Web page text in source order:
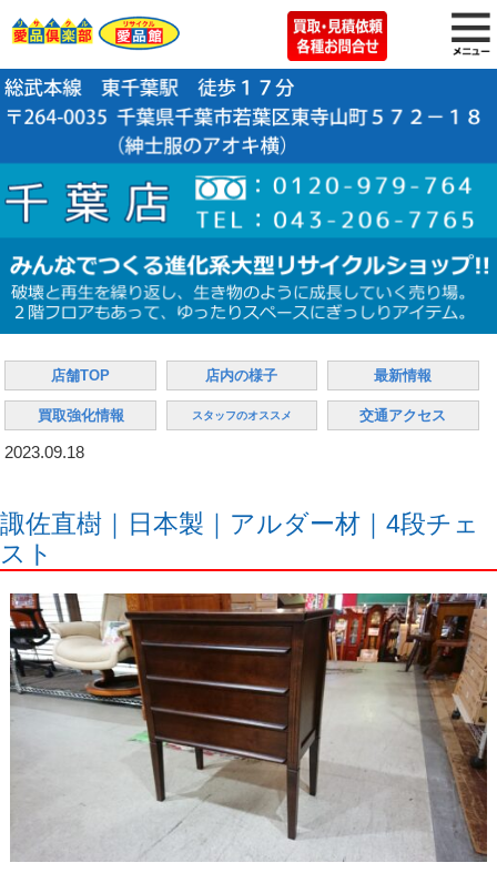
店舗TOP 店内の様子 最新情報
買取強化情報 スタッフのオススメ 交通アクセス
2023.09.18
諏佐直樹｜日本製｜アルダー材｜4段チェ
スト